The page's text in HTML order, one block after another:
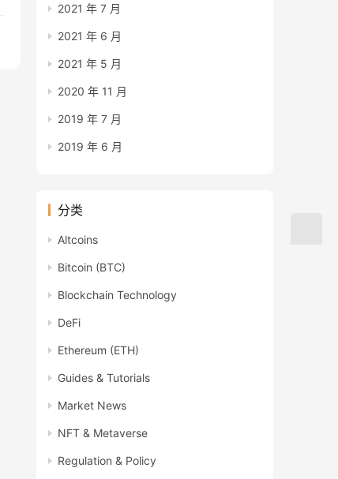
2021 年 7 月
2021 年 6 月
2021 年 5 月
2020 年 11 月
2019 年 7 月
2019 年 6 月
分类
Altcoins
Bitcoin (BTC)
Blockchain Technology
DeFi
Ethereum (ETH)
Guides & Tutorials
Market News
NFT & Metaverse
Regulation & Policy